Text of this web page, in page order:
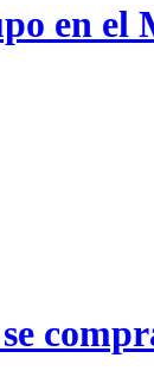
en el